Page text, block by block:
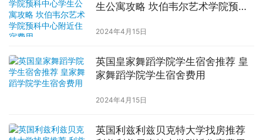
生公寓攻略 坎伯韦尔艺术学院预科
2024年4月15日
英国皇家舞蹈学院学生宿舍推荐 皇
家舞蹈学院学生宿舍费用
2024年4月15日
英国利兹利兹贝克特大学找房推荐